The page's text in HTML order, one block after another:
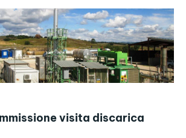
visita discarica